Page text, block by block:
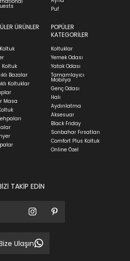
stock might be available but
bölümünü ziyaret ediniz.
kargoya verilme süresi
süresi yaşadığınız şehre
göre ortalama 5-24 iş
ürün siparişlerinizin teslim
ve ürünün stok durumuna
iş günüdür.
sürecinizi takip edebilirsiniz.
Sorularbölümünü ziyaret
Puf
ÜRÜNLER
Koltuk
Bazalar
Koltuklar
Masa
POPÜLER
KATEGORİLER
Koltuklar
Yemek Odası
Yatak Odası
Tamamlayıcı
Mobilya
Genç Odası
Halı
Aydınlatma
Aksesuar
Black Friday
Sonbahar Fırsatları
Comfort Plus Koltuk
Online Özel
TAKİP EDİN
Ulaşın